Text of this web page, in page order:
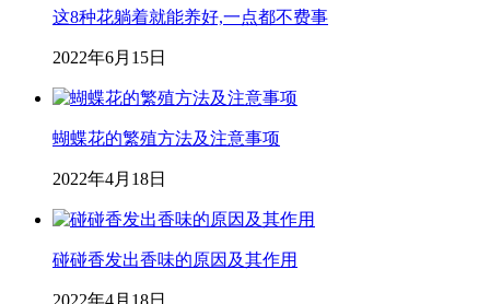
这8种花躺着就能养好,一点都不费事
2022年6月15日
蝴蝶花的繁殖方法及注意事项
2022年4月18日
碰碰香发出香味的原因及其作用
2022年4月18日